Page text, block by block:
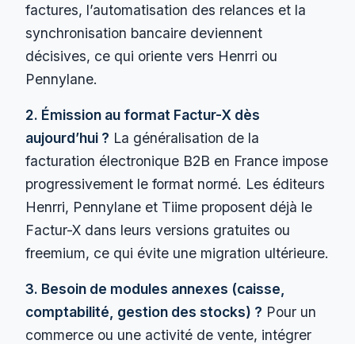
factures, l’automatisation des relances et la
synchronisation bancaire deviennent
décisives, ce qui oriente vers Henrri ou
Pennylane.
2. Émission au format Factur-X dès
aujourd’hui ? La généralisation de la
facturation électronique B2B en France impose
progressivement le format normé. Les éditeurs
Henrri, Pennylane et Tiime proposent déjà le
Factur-X dans leurs versions gratuites ou
freemium, ce qui évite une migration ultérieure.
3. Besoin de modules annexes (caisse,
comptabilité, gestion des stocks) ? Pour un
commerce ou une activité de vente, intégrer